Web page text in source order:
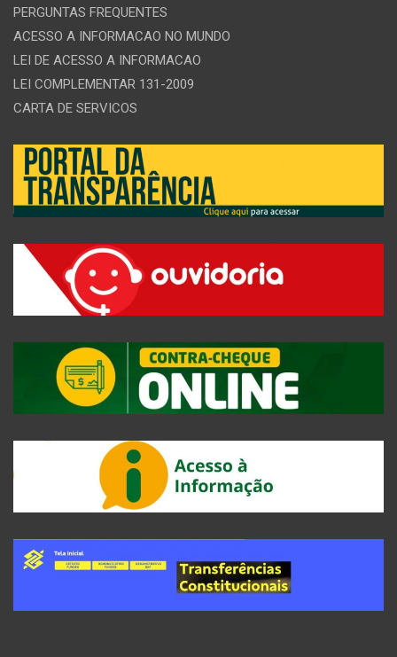
PERGUNTAS FREQUENTES
ACESSO A INFORMACAO NO MUNDO
LEI DE ACESSO A INFORMACAO
LEI COMPLEMENTAR 131-2009
CARTA DE SERVICOS